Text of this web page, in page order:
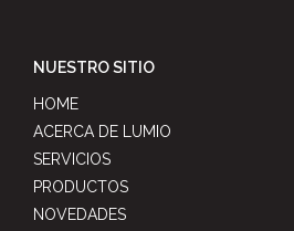
NUESTRO SITIO
HOME
ACERCA DE LUMIO
SERVICIOS
PRODUCTOS
NOVEDADES